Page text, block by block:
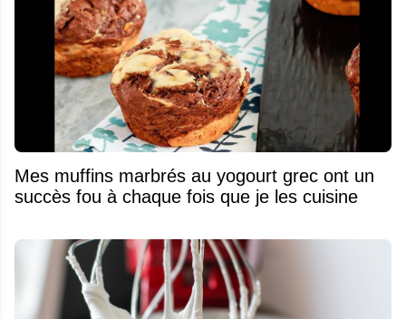
Mes muffins marbrés au yogourt grec ont un
succès fou à chaque fois que je les cuisine